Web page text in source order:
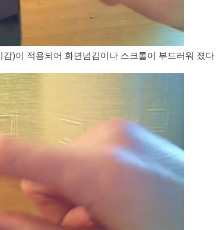
)이 적용되어 화면넘김이나 스크롤이 부드러워 졌다